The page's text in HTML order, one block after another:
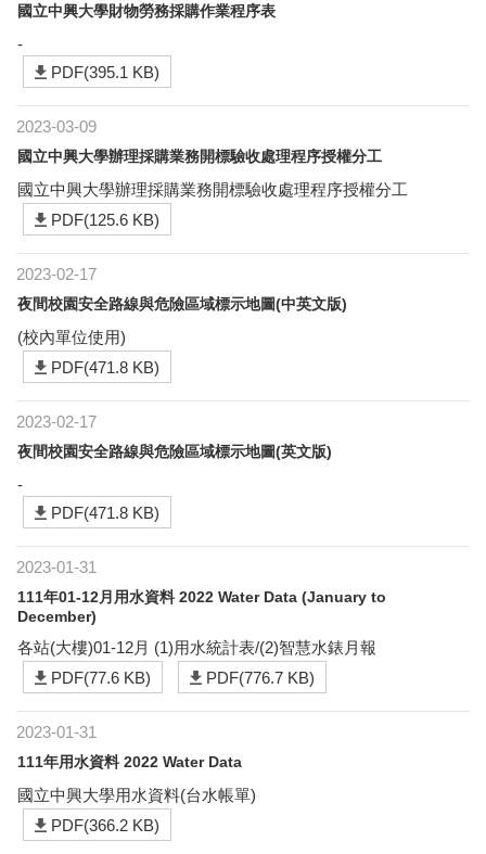
國立中興大學財物勞務採購作業程序表
-
PDF(395.1 KB)
2023-03-09
國立中興大學辦理採購業務開標驗收處理程序授權分工
國立中興大學辦理採購業務開標驗收處理程序授權分工
PDF(125.6 KB)
2023-02-17
夜間校園安全路線與危險區域標示地圖(中英文版)
(校內單位使用)
PDF(471.8 KB)
2023-02-17
夜間校園安全路線與危險區域標示地圖(英文版)
-
PDF(471.8 KB)
2023-01-31
111年01-12月用水資料 2022 Water Data (January to
December)
各站(大樓)01-12月 (1)用水統計表/(2)智慧水錶月報
PDF(77.6 KB)
PDF(776.7 KB)
2023-01-31
111年用水資料 2022 Water Data
國立中興大學用水資料(台水帳單)
PDF(366.2 KB)